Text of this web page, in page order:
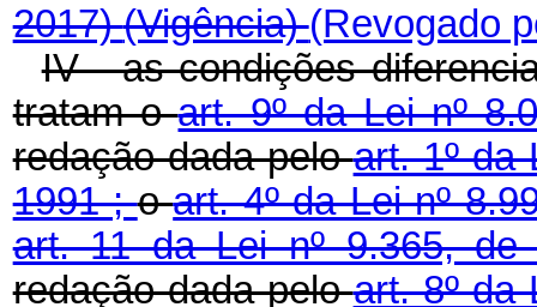
2017)(Vigência)(Revogado
IV - as condições
tratam oart. 9º da Lei nº
redação dada peloart. 1º da
1991 ;oart. 4º da Lei nº
art. 11 da Lei nº 9.365,
redação dada peloart. 8º da